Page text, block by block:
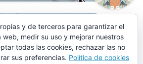
y de terceros para garantizar el
medir su uso y mejorar nuestros
todas las cookies, rechazar las no
sus preferencias. Política de cookies